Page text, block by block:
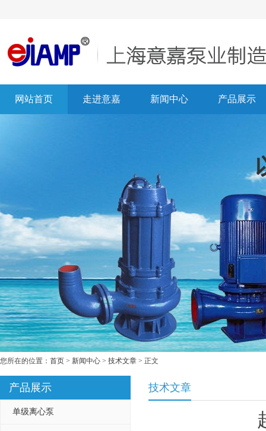
网站首页 走进意嘉 新闻中心 产品展示
您所在的位置： 首页 > 新闻中心 > 技术文章 > 正文
产品展示
单级离心泵
技术文章